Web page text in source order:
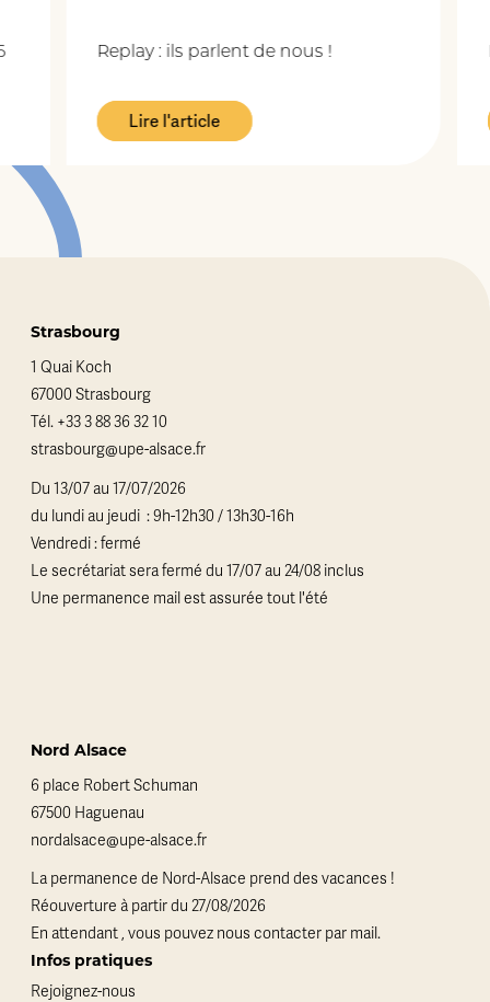
Replay : ils parlent de nous !
Lire l'article
Strasbourg
1 Quai Koch
67000 Strasbourg
Tél. +33 3 88 36 32 10
strasbourg@upe-alsace.fr
Du 13/07 au 17/07/2026
du lundi au jeudi : 9h-12h30 / 13h30-16h
Vendredi : fermé
Le secrétariat sera fermé du 17/07 au 24/08 inclus
Une permanence mail est assurée tout l'été
Nord Alsace
6 place Robert Schuman
67500 Haguenau
nordalsace@upe-alsace.fr
La permanence de Nord-Alsace prend des vacances !
Réouverture à partir du 27/08/2026
En attendant , vous pouvez nous contacter par mail.
Infos pratiques
Rejoignez-nous